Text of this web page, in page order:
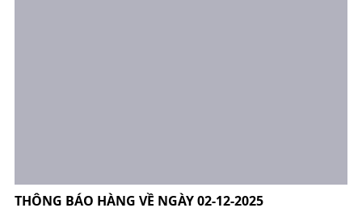
THÔNG BÁO HÀNG VỀ NGÀY 02-12-2025